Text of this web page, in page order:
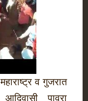
व गुजरात
आदिवासी पावरा